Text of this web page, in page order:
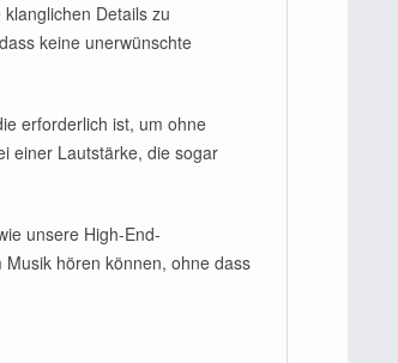
Details zu
keine unerwünschte
erforderlich ist, um ohne
einer Lautstärke, die sogar
unsere High-End-
hören können, ohne dass